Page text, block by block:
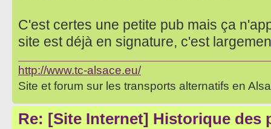
C'est certes une petite pub mais ça
site est déjà en signature, c'est
http://www.tc-alsace.eu/
Site et forum sur les transports alternatifs en
Re: [Site Internet] Historique des